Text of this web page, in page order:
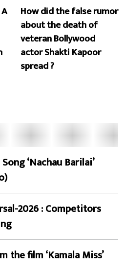
How did the false rumor
about the death of
veteran Bollywood
actor Shakti Kapoor
spread ?
‘Nachau Barilai’
2026 : Competitors
the film ‘Kamala Miss’